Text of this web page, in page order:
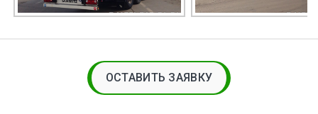
ОСТАВИТЬ ЗАЯВКУ